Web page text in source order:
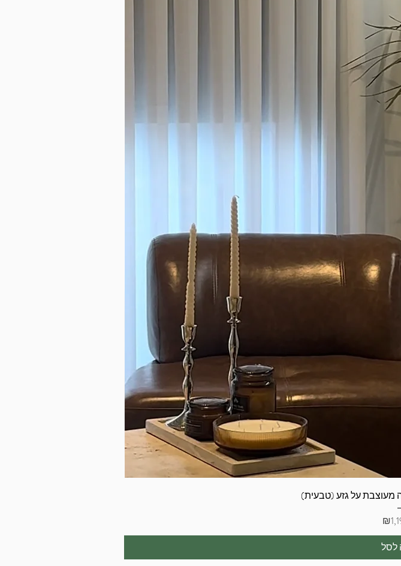
מעוצבת על גזע (טבעית)
לסל